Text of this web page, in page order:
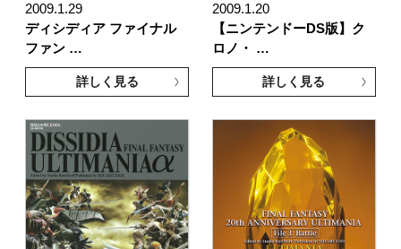
2009.1.29
ディシディア ファイナル
ファン …
詳しく見る
2009.1.20
【ニンテンドーDS版】ク
ロノ・ …
詳しく見る